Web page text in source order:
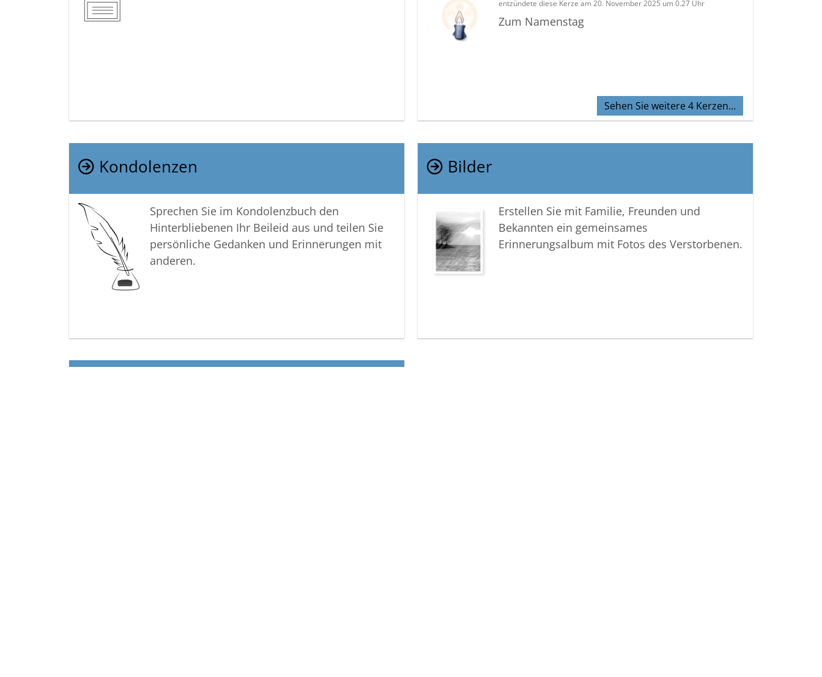
entzündete diese Kerze am 20. November 2025 um 0.27 Uhr
Zum Namenstag
Sehen Sie weitere 4 Kerzen…
Kondolenzen
Sprechen Sie im Kondolenzbuch den
Hinterbliebenen Ihr Beileid aus und teilen Sie
persönliche Gedanken und Erinnerungen mit
anderen.
Bilder
Erstellen Sie mit Familie, Freunden und
Bekannten ein gemeinsames
Erinnerungsalbum mit Fotos des Verstorbenen.